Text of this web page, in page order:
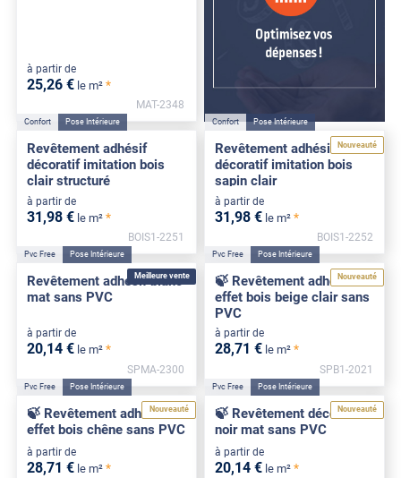
à partir de
25,26 € le m² *
MAT-2348
Confort Pose Intérieure
Revêtement adhésif
décoratif imitation bois
clair structuré
à partir de
31,98 € le m² *
BOIS1-2251
Nouveauté
Confort Pose Intérieure
Revêtement adhésif
décoratif imitation bois
sapin clair
à partir de
31,98 € le m² *
BOIS1-2252
Meilleure vente
Pvc Free Pose Intérieure
Revêtement adhésif blanc
mat sans PVC
à partir de
20,14 € le m² *
SPMA-2300
Nouveauté
Pvc Free Pose Intérieure
🍃 Revêtement adhésif
effet bois beige clair sans
PVC
à partir de
28,71 € le m² *
SPB1-2021
Nouveauté
Pvc Free Pose Intérieure
🍃 Revêtement adhésif
effet bois chêne sans PVC
à partir de
28,71 € le m² *
Nouveauté
Pvc Free Pose Intérieure
🍃 Revêtement décoratif
noir mat sans PVC
à partir de
20,14 € le m² *